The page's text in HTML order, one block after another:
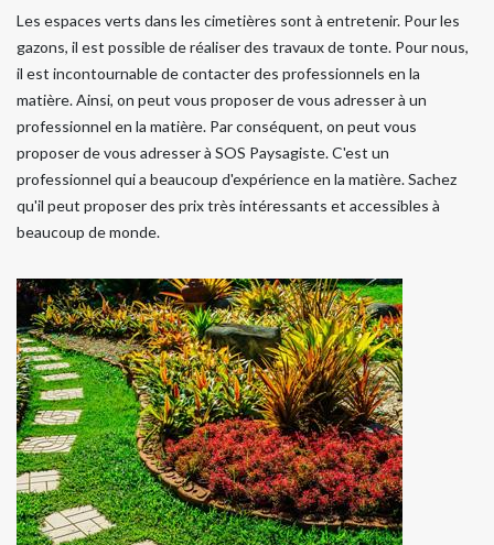
Les espaces verts dans les cimetières sont à entretenir. Pour les
gazons, il est possible de réaliser des travaux de tonte. Pour nous,
il est incontournable de contacter des professionnels en la
matière. Ainsi, on peut vous proposer de vous adresser à un
professionnel en la matière. Par conséquent, on peut vous
proposer de vous adresser à SOS Paysagiste. C'est un
professionnel qui a beaucoup d'expérience en la matière. Sachez
qu'il peut proposer des prix très intéressants et accessibles à
beaucoup de monde.